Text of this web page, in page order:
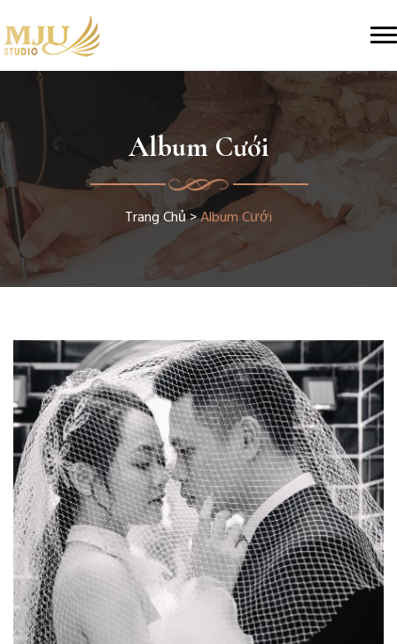
Album Cưới
Trang Chủ>Album Cưới
Ảnh cưới đẹp